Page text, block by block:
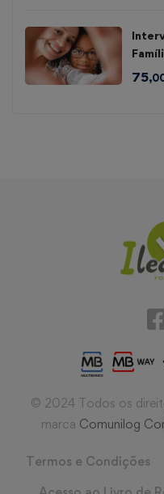
75
© 2024 Todos os
marca Comunilog
Termos e Condições